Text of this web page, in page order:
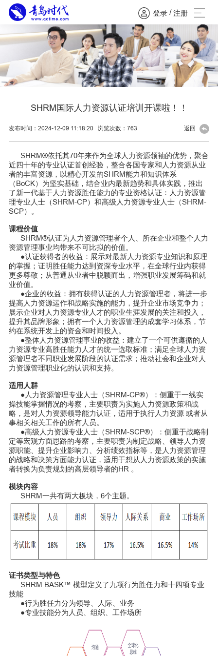
登录 / 注册
SHRM国际人力资源认证培训开课啦！！
发布时间：2024-12-09 11:18:20 浏览次数： 763 返回
SHRM®依托其70年来作为全球人力资源领袖的优势，聚合
近四十年的专业认证首创经验，整合各国专家和人力资源从业
者的丰富资源，以精心开发的SHRM能力和知识体系
（BoCK）为坚实基础，结合业内最新趋势和具体实践，推出
了新一代基于人力资源胜任能力的专业资格认证：人力资源管
理专业人士（SHRM-CP）和高级人力资源专业人士（SHRM-
SCP）。
课程价值
SHRM®认证为人力资源管理者个人、所在企业和整个人力
资源管理事业均带来不可比拟的价值。
●认证获得者的收益：展示对最新人力资源专业知识和原理
的掌握；证明胜任能力达到资深专业水平，在全球行业内获得
更多尊敬；从普通从业者中脱颖而出，增强职业发展筹码和就
业价值。
●企业的收益：拥有获得认证的人力资源管理者，将进一步
提高人力资源运作和战略实施的能力，提升企业市场竞争力；
展示企业对人力资源专业人才的职业生涯发展的关注和投入，
提升其品牌形象；拥有一个人力资源管理的成套学习体系，节
约在系统开发上的资金和时间投入。
●整体人力资源管理事业的收益：建立了一个可供遵循的人
力资源专业高胜任能力人才的统一选取标准；满足全球人力资
源管理者不同职业发展阶段的认证需求；推动社会和企业对人
力资源管理职业化的认识和支持。
适用人群
●人力资源管理专业人士（SHRM-CP®）：侧重于一线实
操技能掌握情况的考察，主要职责为实施人力资源政策和战
略，是对人力资源领导能力认证，适用于执行人力资源 或者从
事相关相关工作的所有人员。
●高级人力资源专业人士（SHRM-SCP®）：侧重于战略制
定等宏观方面思路的考察，主要职责为制定战略、领导人力资
源职能、提升企业影响力、分析绩效指标等，是人力资源管理
的战略和决策方面能力认证，适用于想从人力资源政策的实施
者转换为负责规划的高层领导者的HR 。
模块内容
SHRM一共有两大板块，6个主题。
证书类型与特色
SHRM BASK™ 模型定义了九项行为胜任力和十四项专业
技能
●行为胜任力分为领导、人际、业务
●专业技能分为人员、组织、工作场所